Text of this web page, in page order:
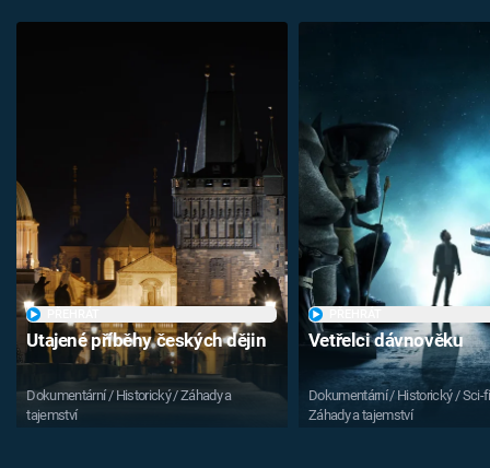
Utajené příběhy českých dějin
Dokumentární / Historický / Záhady a
tajemství
Vetřelci dávnověku
Dokumentární / Historický / Sci-
Záhady a tajemství